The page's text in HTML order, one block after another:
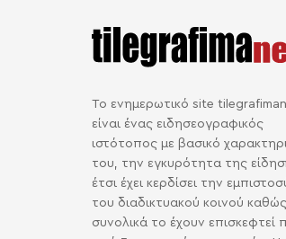
Το ενημερωτικό site
είναι ένας ειδησεογραφικός
ιστότοπος με βασικό
του, την εγκυρότητα της
έτσι έχει κερδίσει την
του διαδικτυακού κοινού καθώς
συνολικά το έχουν επισκεφτεί